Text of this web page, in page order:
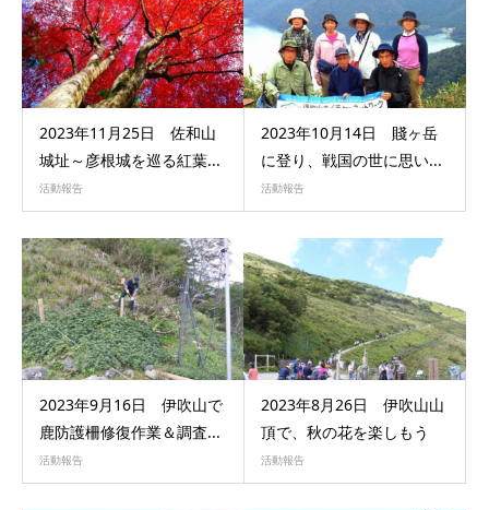
2023年11月25日 佐和山
城址～彦根城を巡る紅葉...
活動報告
2023年10月14日 賤ヶ岳
に登り、戦国の世に思い...
活動報告
2023年9月16日 伊吹山で
鹿防護柵修復作業＆調査...
活動報告
2023年8月26日 伊吹山山
頂で、秋の花を楽しもう
活動報告